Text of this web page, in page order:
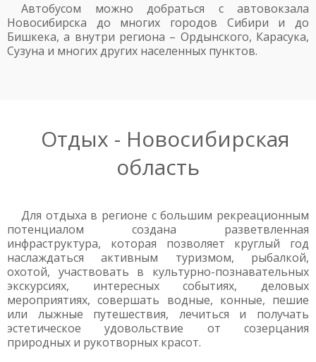
Автобусом можно добраться с автовокзала
Новосибирска до многих городов Сибири и до
Бишкека, а внутри региона – Ордынского, Карасука,
Сузуна и многих других населенных пунктов.
Отдых - Новосибирская
область
Для отдыха в регионе c большим рекреационным
потенциалом создана разветвленная
инфраструктура, которая позволяет круглый год
наслаждаться активным туризмом, рыбалкой,
охотой, участвовать в культурно-познавательных
экскурсиях, интересных событиях, деловых
мероприятиях, совершать водные, конные, пешие
или лыжные путешествия, лечиться и получать
эстетическое удовольствие от созерцания
природных и рукотворных красот.